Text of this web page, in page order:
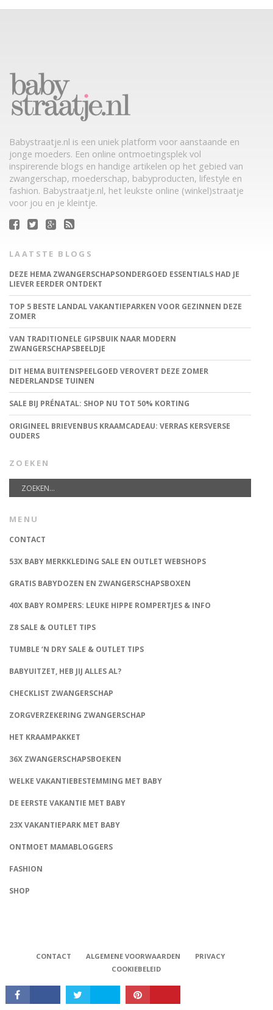
Babystraatje.nl is een uniek platform voor aanstaande en
jonge moeders. Een online ontmoetingsplek vol
inspirerende blogs en handige artikelen op het gebied van
zwangerschap, moederschap, babyproducten, lifestyle en
fashion. Babystraatje.nl, het leukste online (winkel)straatje
voor jou en je kleintje.
LAATSTE BLOGS
DEZE HEMA ZWANGERSCHAPSONDERGOED ESSENTIALS HAD JE
LIEVER EERDER ONTDEKT
TOP 5 BESTE LANDAL VAKANTIEPARKEN VOOR GEZINNEN DEZE
ZOMER
VAN TRADITIONELE GIPSBUIK NAAR MODERN
ZWANGERSCHAPSBEELDJE
DIT HEMA BUITENSPEELGOED VEROVERT DEZE ZOMER
NEDERLANDSE TUINEN
SALE BIJ PRÉNATAL: SHOP NU TOT 50% KORTING
ORIGINEEL BRIEVENBUS KRAAMCADEAU: VERRAS KERSVERSE
OUDERS
ZOEKEN
MENU
CONTACT
53X BABY MERKKLEDING SALE EN OUTLET WEBSHOPS
GRATIS BABYDOZEN EN ZWANGERSCHAPSBOXEN
40X BABY ROMPERS: LEUKE HIPPE ROMPERTJES & INFO
Z8 SALE & OUTLET TIPS
TUMBLE ‘N DRY SALE & OUTLET TIPS
BABYUITZET, HEB JIJ ALLES AL?
CHECKLIST ZWANGERSCHAP
ZORGVERZEKERING ZWANGERSCHAP
HET KRAAMPAKKET
36X ZWANGERSCHAPSBOEKEN
WELKE VAKANTIEBESTEMMING MET BABY
DE EERSTE VAKANTIE MET BABY
23X VAKANTIEPARK MET BABY
ONTMOET MAMABLOGGERS
FASHION
SHOP
CONTACT ALGEMENE VOORWAARDEN
PRIVACY
COOKIEBELEID
Babystraatje.nl, Copyright © 2019